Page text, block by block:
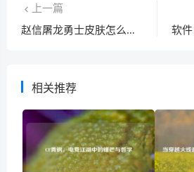
上一篇
赵信屠龙勇士皮肤怎么获得？手把手教你拿！
相关推荐